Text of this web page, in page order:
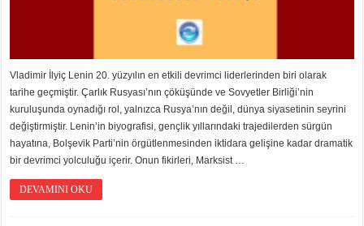
Vladimir İlyiç Lenin 20. yüzyılın en etkili devrimci liderlerinden biri olarak
tarihe geçmiştir. Çarlık Rusyası’nın çöküşünde ve Sovyetler Birliği’nin
kuruluşunda oynadığı rol, yalnızca Rusya’nın değil, dünya siyasetinin seyrini
değiştirmiştir. Lenin’in biyografisi, gençlik yıllarındaki trajedilerden sürgün
hayatına, Bolşevik Parti’nin örgütlenmesinden iktidara gelişine kadar dramatik
bir devrimci yolculuğu içerir. Onun fikirleri, Marksist …
DEVAMINI OKU